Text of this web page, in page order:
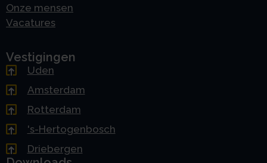
Onze mensen
Vacatures
Vestigingen
Uden
Amsterdam
Rotterdam
's-Hertogenbosch
Driebergen